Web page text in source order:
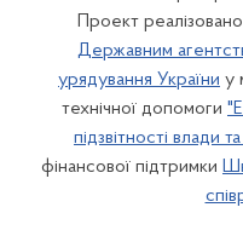
Проект реалізовано
Державним
урядування України у
технічної допомоги
підзвітності влади
фінансової підтримки